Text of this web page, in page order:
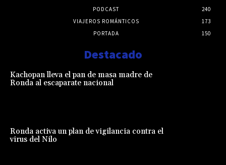
PODCAST
240
VIAJEROS ROMÁNTICOS
173
PORTADA
150
Destacado
Kachopan lleva el pan de masa madre de
Ronda al escaparate nacional
Ronda activa un plan de vigilancia contra el
virus del Nilo